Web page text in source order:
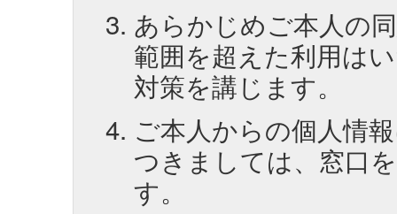
あらかじめご本人の
範囲を超えた利用は
対策を講じます。
ご本人からの個人情
つきましては、窓口
す。